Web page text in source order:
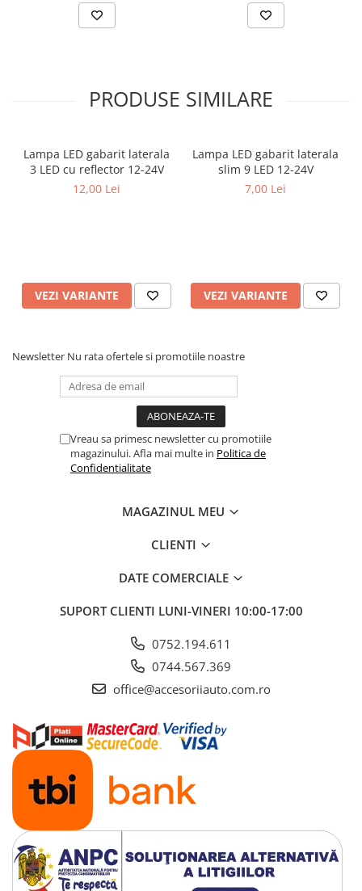
Covorase ISUZU
Covorase IVECO
Covorase MAZDA
Covorase MG
Covorase MINI
Covorase PORSCHE
Covorase RENAULT
Covorase SKODA
Covorase SsangYong
Covorase TOYOTA
Covorase VOLKSWAGEN
Banda izolatoare
Cabluri Alimentare Date Telefon
Claxoane Auto
Incarcatoare Auto
Invertor Auto
Papuci / Conectori Electrici
Redresoare Auto
Roboti Pornire Auto
Sigurante Auto
PRODUSE SIMILARE
Lampa LED gabarit laterala
3 LED cu reflector 12-24V
12,00 Lei
VEZI VARIANTE
Lampa LED gabarit laterala
slim 9 LED 12-24V
7,00 Lei
VEZI VARIANTE
Newsletter Nu rata ofertele si promotiile noastre
Vreau sa primesc newsletter cu promotiile
magazinului. Afla mai multe in Politica de
Confidentialitate
MAGAZINUL MEU
CLIENTI
DATE COMERCIALE
SUPORT CLIENTI LUNI-VINERI 10:00-17:00
0752.194.611
0744.567.369
office@accesoriiauto.com.ro